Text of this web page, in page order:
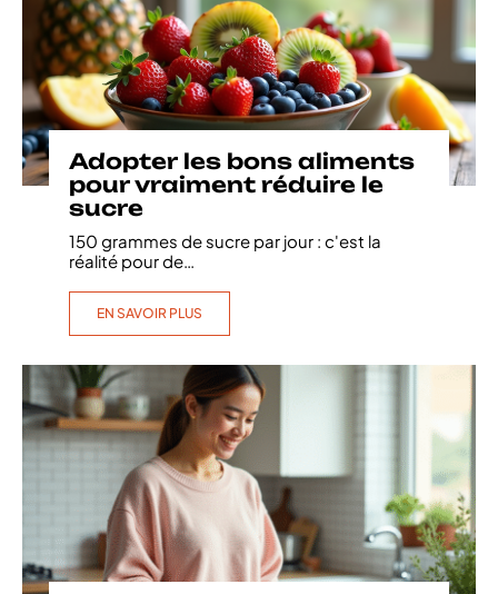
Adopter les bons aliments
pour vraiment réduire le
sucre
150 grammes de sucre par jour : c'est la
réalité pour de…
EN SAVOIR PLUS